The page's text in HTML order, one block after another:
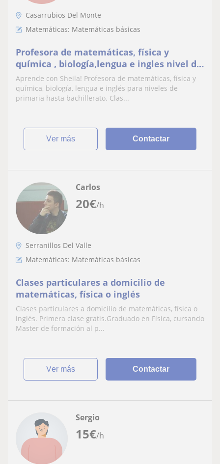
Casarrubios Del Monte
Matemáticas: Matemáticas básicas
Profesora de matemáticas, física y
química , biología,lengua e ingles nivel de
primaria hasta bachillerato,online o
presencial
Aprende con Sheila! Profesora de matemáticas, física y
química, biología, lengua e inglés para niveles de
primaria hasta bachillerato. Clas...
ver más Contactar
20€/h
Carlos
Serranillos Del Valle
Matemáticas: Matemáticas básicas
Clases particulares a domicilio de
matemáticas, física o inglés
Clases particulares a domicilio de matemáticas, física o
inglés. Primera clase gratis.Graduado en Física, cursando
Master de formación al p...
ver más Contactar
15€/h
Sergio